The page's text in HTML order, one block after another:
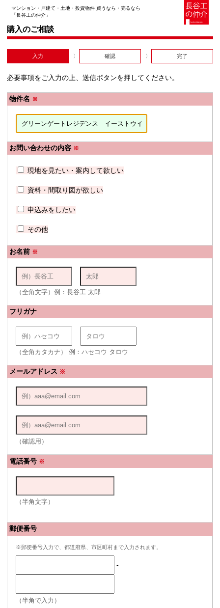
マンション・戸建て・土地・投資物件 買うなら・売るなら
「長谷工の仲介」
購入のご相談
入力 確認 完了
必要事項をご入力の上、送信ボタンを押してください。
物件名 ※
お問い合わせの内容 ※
現地を見たい・案内して欲しい
資料・間取り図が欲しい
申込みをしたい
その他
お名前 ※
（全角文字）例：長谷工 太郎
フリガナ
（全角カタカナ） 例：ハセコウ タロウ
メールアドレス ※
（確認用）
電話番号 ※
（半角文字）
郵便番号
※郵便番号入力で、都道府県、市区町村まで入力されます。
-
（半角で入力）